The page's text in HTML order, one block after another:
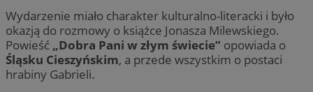
Wydarzenie miało charakter kulturalno-literacki i było
okazją do rozmowy o książce Jonasza Milewskiego.
Powieść „Dobra Pani w złym świecie” opowiada o
Śląsku Cieszyńskim, a przede wszystkim o postaci
hrabiny Gabrieli.